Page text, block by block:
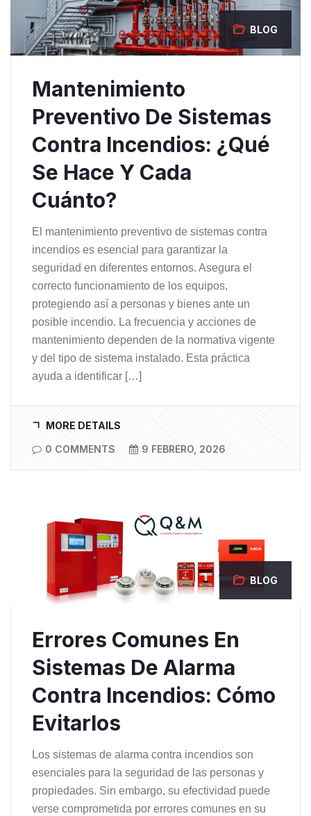
BLOG
Mantenimiento
Preventivo De Sistemas
Contra Incendios: ¿qué
Se Hace Y Cada
Cuánto?
El mantenimiento preventivo de sistemas contra
incendios es esencial para garantizar la
seguridad en diferentes entornos. Asegura el
correcto funcionamiento de los equipos,
protegiendo así a personas y bienes ante un
posible incendio. La frecuencia y acciones de
mantenimiento dependen de la normativa vigente
y del tipo de sistema instalado. Esta práctica
ayuda a identificar […]
MORE DETAILS
0 COMMENTS
9 FEBRERO, 2026
BLOG
Errores Comunes En
Sistemas De Alarma
Contra Incendios: Cómo
Evitarlos
Los sistemas de alarma contra incendios son
esenciales para la seguridad de las personas y
propiedades. Sin embargo, su efectividad puede
verse comprometida por errores comunes en su